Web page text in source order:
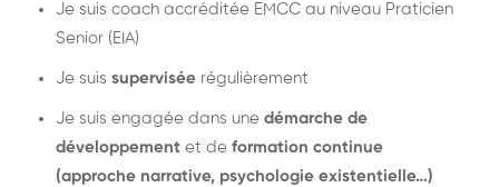
Je suis coach accréditée EMCC au niveau Praticien
Senior (EIA)
Je suis supervisée régulièrement
Je suis engagée dans une démarche de
développement et de formation continue
(approche narrative, psychologie existentielle…)